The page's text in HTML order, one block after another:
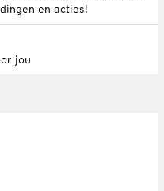
en acties!
jou